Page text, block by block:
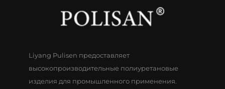
Liyang Pulisen предоставляет
высокопроизводительные полиуретановые
изделия для промышленного применения.